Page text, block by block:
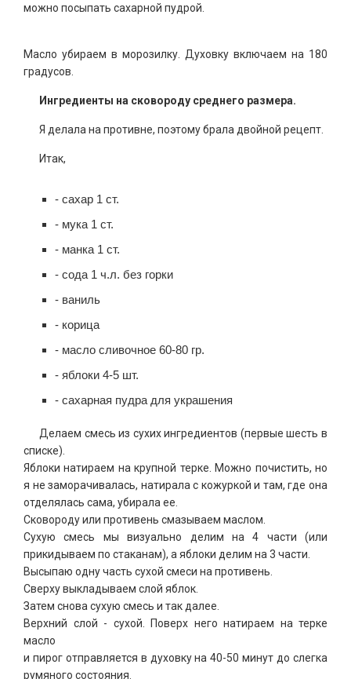
можно посыпать сахарной пудрой.
Масло убираем в морозилку. Духовку включаем на 180
градусов.
Ингредиенты на сковороду среднего размера.
Я делала на противне, поэтому брала двойной рецепт.
Итак,
- сахар 1 ст.
- мука 1 ст.
- манка 1 ст.
- сода 1 ч.л. без горки
- ваниль
- корица
- масло сливочное 60-80 гр.
- яблоки 4-5 шт.
- сахарная пудра для украшения
Делаем смесь из сухих ингредиентов (первые шесть в
списке).
Яблоки натираем на крупной терке. Можно почистить, но
я не заморачивалась, натирала с кожуркой и там, где она
отделялась сама, убирала ее.
Сковороду или противень смазываем маслом.
Сухую смесь мы визуально делим на 4 части (или
прикидываем по стаканам), а яблоки делим на 3 части.
Высыпаю одну часть сухой смеси на противень.
Сверху выкладываем слой яблок.
Затем снова сухую смесь и так далее.
Верхний слой - сухой. Поверх него натираем на терке
масло
и пирог отправляется в духовку на 40-50 минут до слегка
румяного состояния.